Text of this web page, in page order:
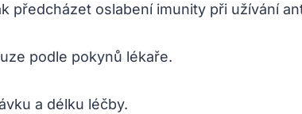
předcházet oslabení imunity při užívání
podle pokynů lékaře.
a délku léčby.